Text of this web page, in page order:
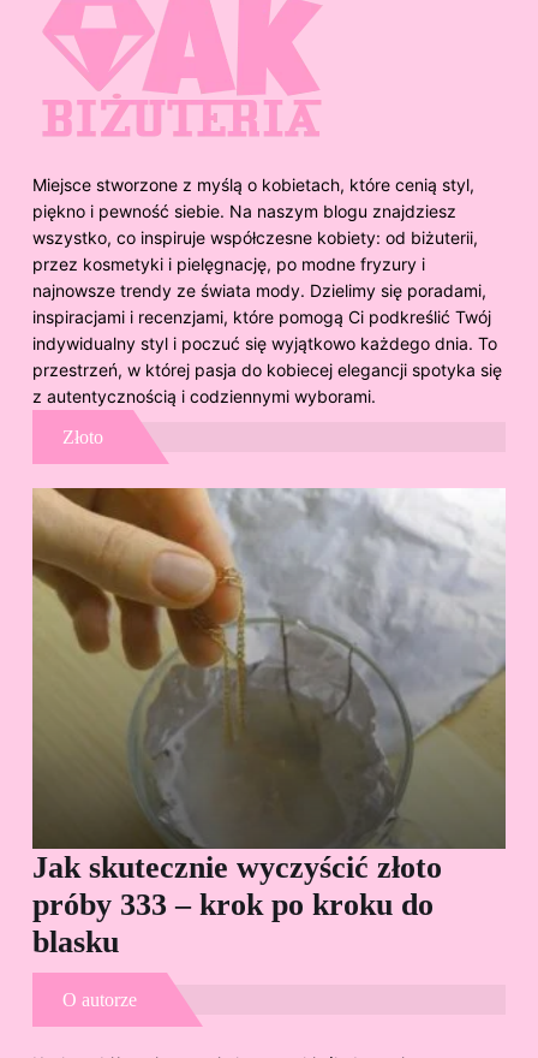
Miejsce stworzone z myślą o kobietach, które cenią styl,
piękno i pewność siebie. Na naszym blogu znajdziesz
wszystko, co inspiruje współczesne kobiety: od biżuterii,
przez kosmetyki i pielęgnację, po modne fryzury i
najnowsze trendy ze świata mody. Dzielimy się poradami,
inspiracjami i recenzjami, które pomogą Ci podkreślić Twój
indywidualny styl i poczuć się wyjątkowo każdego dnia. To
przestrzeń, w której pasja do kobiecej elegancji spotyka się
z autentycznością i codziennymi wyborami.
Złoto
Jak skutecznie wyczyścić złoto
próby 333 – krok po kroku do
blasku
O autorze